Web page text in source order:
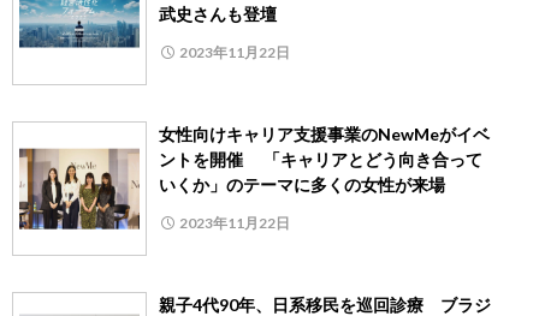
武史さんも登壇
2023年11月22日
女性向けキャリア支援事業のNewMeがイベ
ントを開催 「キャリアとどう向き合って
いくか」のテーマに多くの女性が来場
2023年11月22日
親子4代90年、日系移民を巡回診療 ブラジ